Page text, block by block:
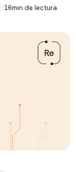
16min de lectura